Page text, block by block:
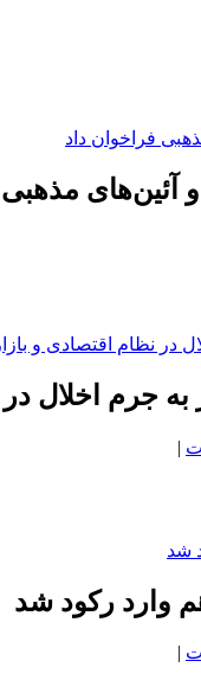
مذهبی
جرم اخلال
|
وارد رکود شد
|